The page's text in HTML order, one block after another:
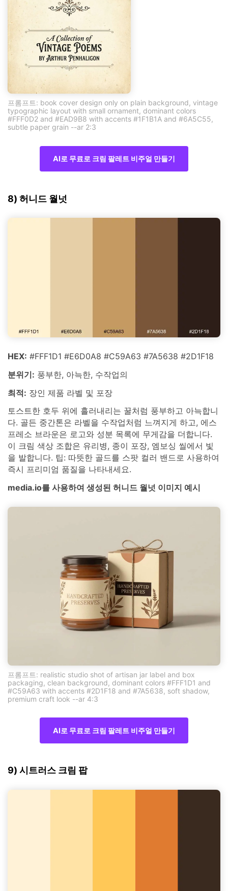
프롬프트: book cover design only on plain background, vintage
typographic layout with small ornament, dominant colors
#FFF0D2 and #EAD9B8 with accents #1F1B1A and #6A5C55,
subtle paper grain --ar 2:3
AI로 무료로 크림 팔레트 비주얼 만들기
8) 허니드 월넛
HEX: #FFF1D1 #E6D0A8 #C59A63 #7A5638 #2D1F18
분위기: 풍부한, 아늑한, 수작업의
최적: 장인 제품 라벨 및 포장
토스트한 호두 위에 흘러내리는 꿀처럼 풍부하고 아늑합니
다. 골든 중간톤은 라벨을 수작업처럼 느껴지게 하고, 에스
프레소 브라운은 로고와 성분 목록에 무게감을 더합니다.
이 크림 색상 조합은 유리병, 종이 포장, 엠보싱 씰에서 빛
을 발합니다. 팁: 따뜻한 골드를 스팟 컬러 밴드로 사용하여
즉시 프리미엄 품질을 나타내세요.
media.io를 사용하여 생성된 허니드 월넛 이미지 예시
프롬프트: realistic studio shot of artisan jar label and box
packaging, clean background, dominant colors #FFF1D1 and
#C59A63 with accents #2D1F18 and #7A5638, soft shadow,
premium craft look --ar 4:3
AI로 무료로 크림 팔레트 비주얼 만들기
9) 시트러스 크림 팝